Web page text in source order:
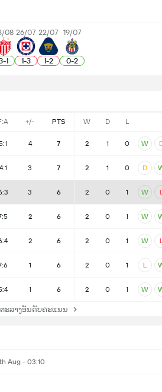
08
-1
26/07
1-3
22/07
1-2
19/07
0-2
+/- PTS W D L
4 7 2 1 0 W
4:1 3 7 2 1 0 D
3 6 2 0 1 W
2 6 2 0 1 W
2 6 2 0 1 W
1 6 2 0 1 L
1 6 2 0 1 W
ະລາງອັນດັບຄະແນນ
Aug - 03:10